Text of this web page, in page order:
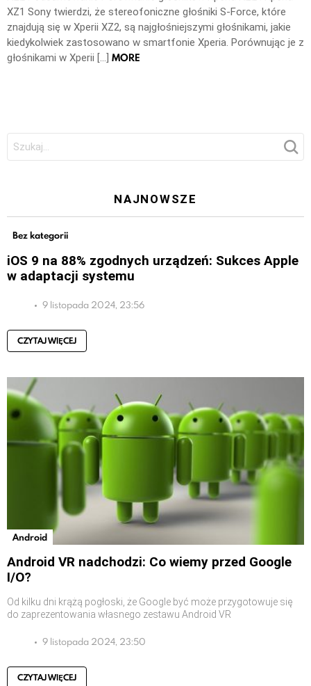
XZ1 Sony twierdzi, że stereofoniczne głośniki S-Force, które
znajdują się w Xperii XZ2, są najgłośniejszymi głośnikami, jakie
kiedykolwiek zastosowano w smartfonie Xperia. Porównując je z
głośnikami w Xperii […] MORE
NAJNOWSZE
Bez kategorii
iOS 9 na 88% zgodnych urządzeń: Sukces Apple
w adaptacji systemu
9 listopada 2024, 23:56
CZYTAJ WIĘCEJ
Android
Android VR nadchodzi: Co wiemy przed Google
I/O?
Od kilku dni krążą pogłoski, że Google być może przygotowuje się
do zaprezentowania własnego zestawu Android VR
9 listopada 2024, 23:50
CZYTAJ WIĘCEJ